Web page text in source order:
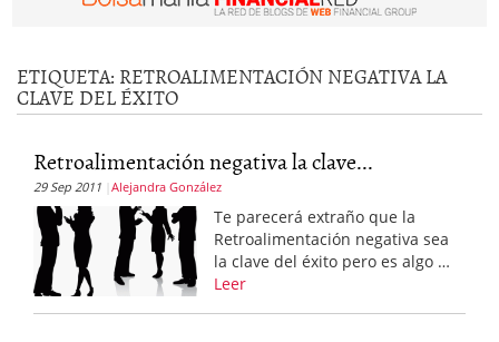
ETIQUETA: RETROALIMENTACIÓN NEGATIVA LA
CLAVE DEL ÉXITO
Retroalimentación negativa la clave...
29 Sep 2011 Alejandra González
Te parecerá extraño que la
Retroalimentación negativa sea
la clave del éxito pero es algo …
Leer